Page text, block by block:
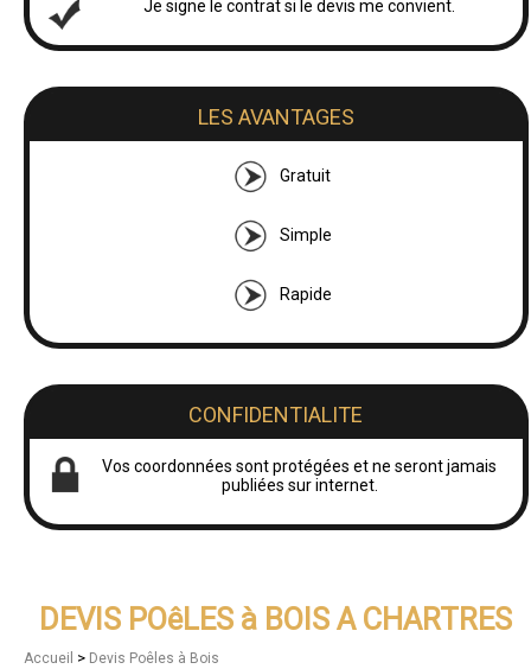
Je signe le contrat si le devis me convient.
LES AVANTAGES
Gratuit
Simple
Rapide
CONFIDENTIALITE
Vos coordonnées sont protégées et ne seront jamais
publiées sur internet.
DEVIS POêLES à BOIS A CHARTRES
Accueil > Devis Poêles à Bois